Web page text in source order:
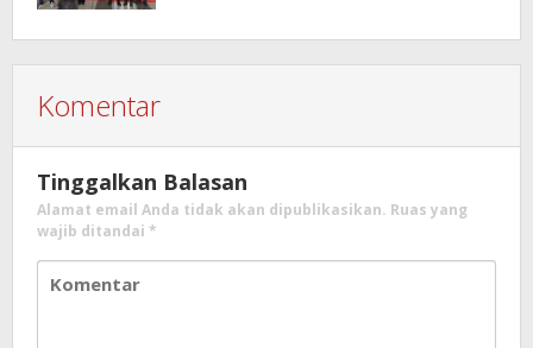
Komentar
Tinggalkan Balasan
Alamat email Anda tidak akan dipublikasikan. Ruas yang
wajib ditandai *